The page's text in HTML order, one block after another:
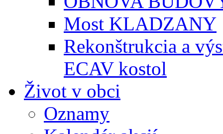
Most KLADZANY
Rekonštrukcia a
ECAV kostol
Život v obci
Oznamy